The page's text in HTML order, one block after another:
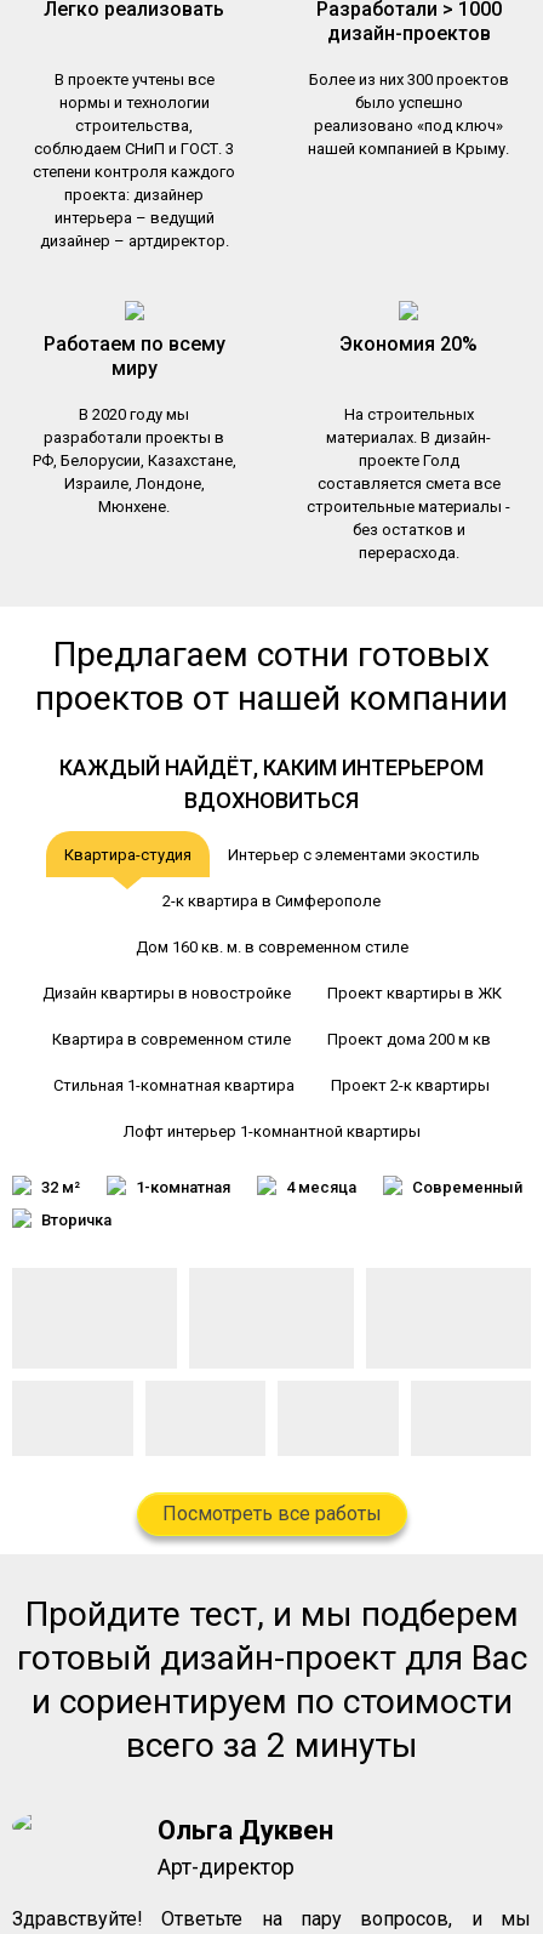
Легко реализовать
В проекте учтены все
нормы и технологии
строительства,
соблюдаем СНиП и ГОСТ. 3
степени контроля каждого
проекта: дизайнер
интерьера – ведущий
дизайнер – артдиректор.
Разработали > 1000
дизайн-проектов
Более из них 300 проектов
было успешно
реализовано «под ключ»
нашей компанией в Крыму.
Работаем по всему
миру
В 2020 году мы
разработали проекты в
РФ, Белорусии, Казахстане,
Израиле, Лондоне,
Мюнхене.
Экономия 20%
На строительных
материалах. В дизайн-
проекте Голд
составляется смета все
строительные материалы -
без остатков и
перерасхода.
Предлагаем сотни готовых
проектов от нашей компании
КАЖДЫЙ НАЙДЁТ, КАКИМ ИНТЕРЬЕРОМ
ВДОХНОВИТЬСЯ
Квартира-студия Интерьер с элементами экостиль
2-к квартира в Симферополе
Дом 160 кв. м. в современном стиле
Дизайн квартиры в новостройке Проект квартиры в ЖК
Квартира в современном стиле Проект дома 200 м кв
Стильная 1-комнатная квартира Проект 2-к квартиры
Лофт интерьер 1-комнантной квартиры
32 м² 1-комнатная 4 месяца
Современный
Вторичка
Посмотреть все работы
Пройдите тест, и мы подберем
готовый дизайн-проект для Вас
и сориентируем по стоимости
всего за 2 минуты
Ольга Дуквен
Арт-директор
Здравствуйте! Ответьте на пару вопросов, и мы